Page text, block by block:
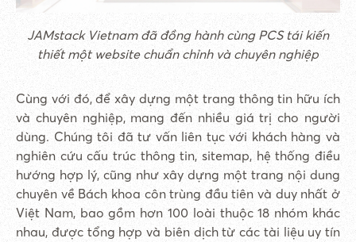
JAMstack Vietnam đã đồng hành cùng PCS tái kiến
thiết một website chuẩn chỉnh và chuyên nghiệp
Cùng với đó, để xây dựng một trang thông tin hữu ích
và chuyên nghiệp, mang đến nhiều giá trị cho người
dùng. Chúng tôi đã tư vấn liên tục với khách hàng và
nghiên cứu cấu trúc thông tin, sitemap, hệ thống điều
hướng hợp lý, cũng như xây dựng một trang nội dung
chuyên về Bách khoa côn trùng đầu tiên và duy nhất ở
Việt Nam, bao gồm hơn 100 loài thuộc 18 nhóm khác
nhau, được tổng hợp và biên dịch từ các tài liệu uy tín